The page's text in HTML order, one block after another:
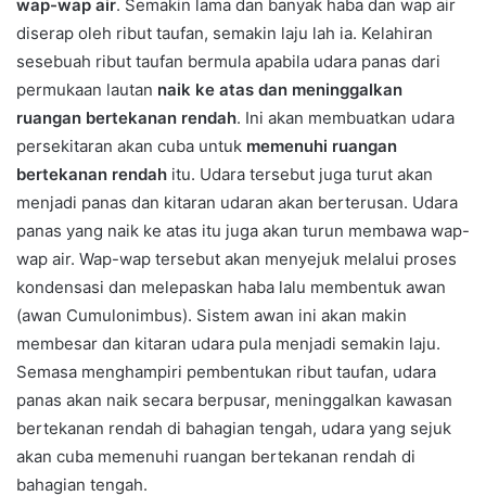
wap-wap air. Semakin lama dan banyak haba dan wap air
diserap oleh ribut taufan, semakin laju lah ia. Kelahiran
sesebuah ribut taufan bermula apabila udara panas dari
permukaan lautan naik ke atas dan meninggalkan
ruangan bertekanan rendah. Ini akan membuatkan udara
persekitaran akan cuba untuk memenuhi ruangan
bertekanan rendah itu. Udara tersebut juga turut akan
menjadi panas dan kitaran udaran akan berterusan. Udara
panas yang naik ke atas itu juga akan turun membawa wap-
wap air. Wap-wap tersebut akan menyejuk melalui proses
kondensasi dan melepaskan haba lalu membentuk awan
(awan Cumulonimbus). Sistem awan ini akan makin
membesar dan kitaran udara pula menjadi semakin laju.
Semasa menghampiri pembentukan ribut taufan, udara
panas akan naik secara berpusar, meninggalkan kawasan
bertekanan rendah di bahagian tengah, udara yang sejuk
akan cuba memenuhi ruangan bertekanan rendah di
bahagian tengah.